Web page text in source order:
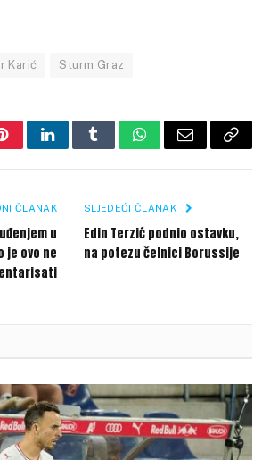
Karić Sturm Graz
PinterestLinkedInTumblrWhatsApp
Email Copy
ČLANAK
u
je ovo ne
SLJEDEĆI ČLANAK
Edin Terzić podnio ostavku,
na potezu čelnici Borussije